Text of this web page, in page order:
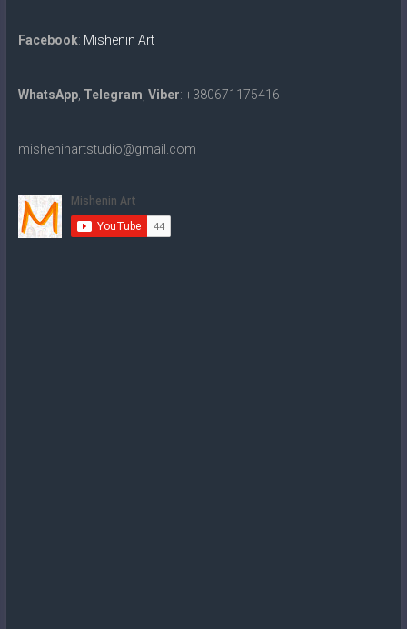
Facebook: Mishenin Art
WhatsApp, Telegram Viber: +380671175416
misheninartstudio@gmail.com